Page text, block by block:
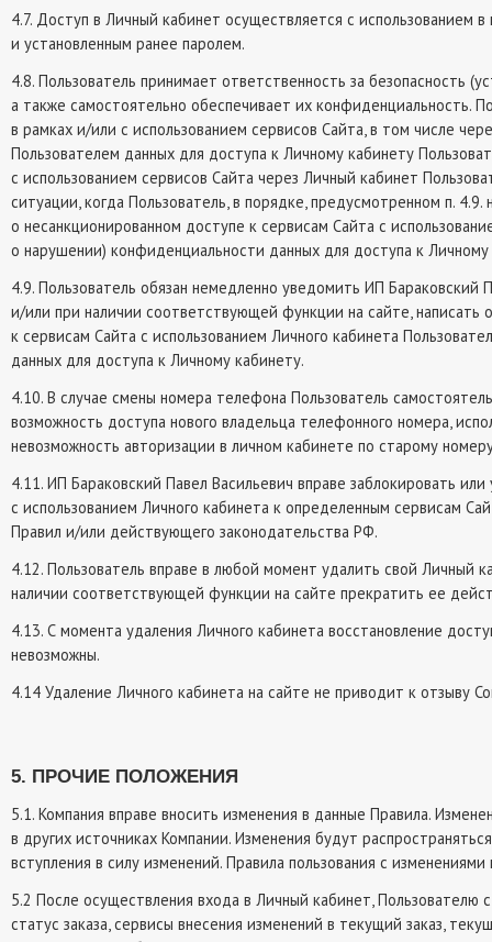
4.7. Доступ в Личный кабинет осуществляется с использованием
и установленным ранее паролем.
4.8. Пользователь принимает ответственность за безопасность
а также самостоятельно обеспечивает их конфиденциальность.
в рамках и/или с использованием сервисов Сайта, в том числе
Пользователем данных для доступа к Личному кабинету
с использованием сервисов Сайта через Личный кабинет
ситуации, когда Пользователь, в порядке, предусмотренном п.
о несанкционированном доступе к сервисам Сайта с
о нарушении) конфиденциальности данных для доступа к Личному
4.9. Пользователь обязан немедленно уведомить ИП
и/или при наличии соответствующей функции на сайте, написать
к сервисам Сайта с использованием Личного кабинета
данных для доступа к Личному кабинету.
4.10. В случае смены номера телефона Пользователь
возможность доступа нового владельца телефонного номера,
невозможность авторизации в личном кабинете по старому
4.11. ИП Бараковский Павел Васильевич вправе заблокировать
с использованием Личного кабинета к определенным сервисам
Правил и/или действующего законодательства РФ.
4.12. Пользователь вправе в любой момент удалить свой Личный
наличии соответствующей функции на сайте прекратить ее
4.13. С момента удаления Личного кабинета восстановление
невозможны.
4.14 Удаление Личного кабинета на сайте не приводит к отзыву
5. ПРОЧИЕ ПОЛОЖЕНИЯ
5.1. Компания вправе вносить изменения в данные Правила.
в других источниках Компании. Изменения будут
вступления в силу изменений. Правила пользования с
5.2 После осуществления входа в Личный кабинет, Пользователю
статус заказа, сервисы внесения изменений в текущий заказ,